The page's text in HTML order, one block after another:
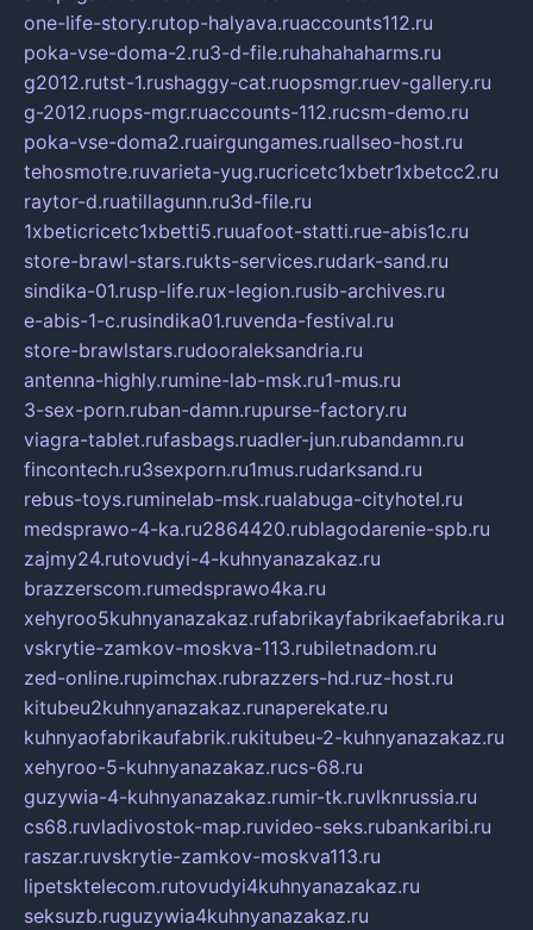
one-life-story.rutop-halyava.ruaccounts112.ru
poka-vse-doma-2.ru3-d-file.ruhahahaharms.ru
g2012.rutst-1.rushaggy-cat.ruopsmgr.ruev-gallery.ru
g-2012.ruops-mgr.ruaccounts-112.rucsm-demo.ru
poka-vse-doma2.ruairgungames.ruallseo-host.ru
tehosmotre.ruvarieta-yug.rucricetc1xbetr1xbetcc2.ru
raytor-d.ruatillagunn.ru3d-file.ru
1xbeticricetc1xbetti5.ruuafoot-statti.rue-abis1c.ru
store-brawl-stars.rukts-services.rudark-sand.ru
sindika-01.rusp-life.rux-legion.rusib-archives.ru
e-abis-1-c.rusindika01.ruvenda-festival.ru
store-brawlstars.rudooraleksandria.ru
antenna-highly.rumine-lab-msk.ru1-mus.ru
3-sex-porn.ruban-damn.rupurse-factory.ru
viagra-tablet.rufasbags.ruadler-jun.rubandamn.ru
fincontech.ru3sexporn.ru1mus.rudarksand.ru
rebus-toys.ruminelab-msk.rualabuga-cityhotel.ru
medsprawo-4-ka.ru2864420.rublagodarenie-spb.ru
zajmy24.rutovudyi-4-kuhnyanazakaz.ru
brazzerscom.rumedsprawo4ka.ru
xehyroo5kuhnyanazakaz.rufabrikayfabrikaefabrika.ru
vskrytie-zamkov-moskva-113.rubiletnadom.ru
zed-online.rupimchax.rubrazzers-hd.ruz-host.ru
kitubeu2kuhnyanazakaz.runaperekate.ru
kuhnyaofabrikaufabrik.rukitubeu-2-kuhnyanazakaz.ru
xehyroo-5-kuhnyanazakaz.rucs-68.ru
guzywia-4-kuhnyanazakaz.rumir-tk.ruvlknrussia.ru
cs68.ruvladivostok-map.ruvideo-seks.rubankaribi.ru
raszar.ruvskrytie-zamkov-moskva113.ru
lipetsktelecom.rutovudyi4kuhnyanazakaz.ru
seksuzb.ruguzywia4kuhnyanazakaz.ru